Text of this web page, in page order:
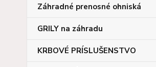
Záhradné prenosné ohniská
GRILY na záhradu
KRBOVÉ PRÍSLUŠENSTVO